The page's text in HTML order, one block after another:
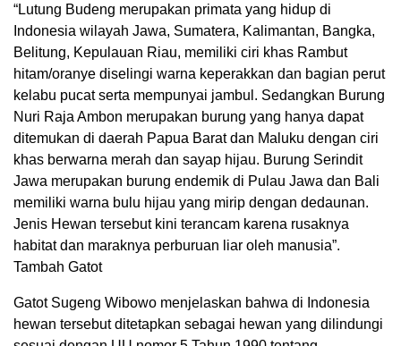
“Lutung Budeng merupakan primata yang hidup di
Indonesia wilayah Jawa, Sumatera, Kalimantan, Bangka,
Belitung, Kepulauan Riau, memiliki ciri khas Rambut
hitam/oranye diselingi warna keperakkan dan bagian perut
kelabu pucat serta mempunyai jambul. Sedangkan Burung
Nuri Raja Ambon merupakan burung yang hanya dapat
ditemukan di daerah Papua Barat dan Maluku dengan ciri
khas berwarna merah dan sayap hijau. Burung Serindit
Jawa merupakan burung endemik di Pulau Jawa dan Bali
memiliki warna bulu hijau yang mirip dengan dedaunan.
Jenis Hewan tersebut kini terancam karena rusaknya
habitat dan maraknya perburuan liar oleh manusia”.
Tambah Gatot
Gatot Sugeng Wibowo menjelaskan bahwa di Indonesia
hewan tersebut ditetapkan sebagai hewan yang dilindungi